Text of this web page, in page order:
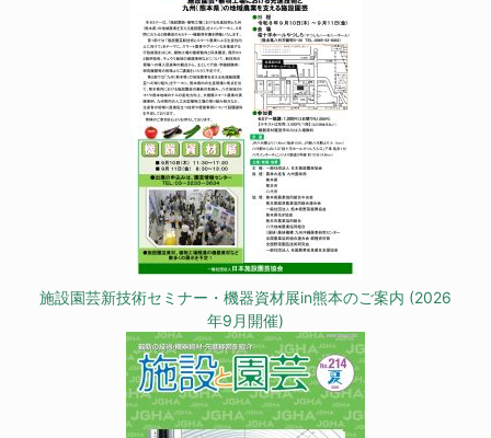
施設園芸新技術セミナー・機器資材展in熊本のご案内 (2026
年9月開催)